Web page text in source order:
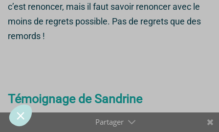
utilisation et à te proposer des contenus qui répondent vraiment aux
besoins des IDE.
Tu peux tout accepter, tout refuser ou faire ton propre choix.
Consentements certifiés par
Tout refuser Je personnalise Tout accepter 🍪
c’est renoncer, mais il faut savoir renoncer avec le
moins de regrets possible. Pas de regrets que des
remords !
Témoignage de Sandrine